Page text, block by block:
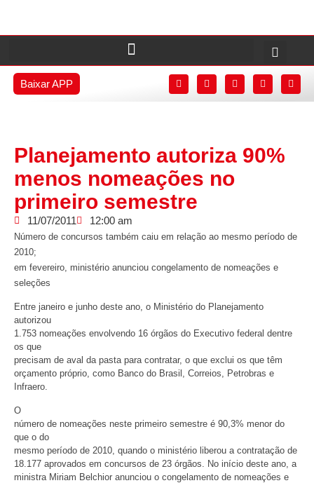
Baixar APP
Planejamento autoriza 90%
menos nomeações no
primeiro semestre
11/07/2011 12:00 am
Número de concursos também caiu em relação ao mesmo período de
2010;
em fevereiro, ministério anunciou congelamento de nomeações e
seleções
Entre janeiro e junho deste ano, o Ministério do Planejamento
autorizou
1.753 nomeações envolvendo 16 órgãos do Executivo federal dentre
os que
precisam de aval da pasta para contratar, o que exclui os que têm
orçamento próprio, como Banco do Brasil, Correios, Petrobras e
Infraero.
O
número de nomeações neste primeiro semestre é 90,3% menor do
que o do
mesmo período de 2010, quando o ministério liberou a contratação de
18.177 aprovados em concursos de 23 órgãos. No início deste ano, a
ministra Miriam Belchior anunciou o congelamento de nomeações e